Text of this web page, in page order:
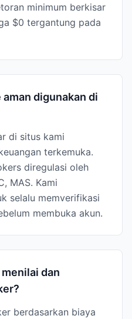
minimum berkisar
$0 tergantung pada
digunakan di
di situs kami
terkemuka.
diregulasi oleh
MAS. Kami
selalu memverifikasi
membuka akun.
dan
berdasarkan biaya